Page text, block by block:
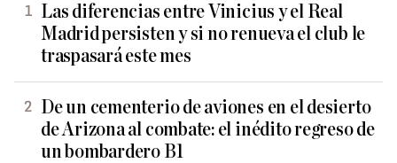
Las diferencias entre Vinicius y el Real
Madrid persisten y si no renueva el club le
traspasará este mes
De un cementerio de aviones en el desierto
de Arizona al combate: el inédito regreso de
un bombardero B1